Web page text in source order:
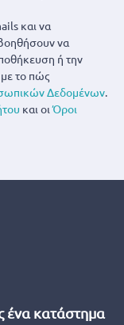
και να
να
ή την
το πώς
Δεδομένων.
και οιΌροι
ένα κατάστημα